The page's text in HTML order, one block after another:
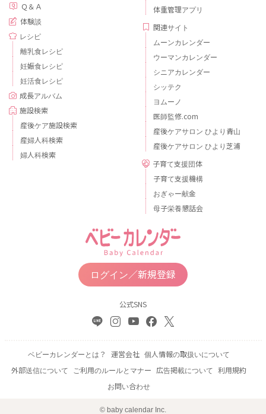
Ｑ＆Ａ
体験談
レシピ
離乳食レシピ
妊娠食レシピ
妊活食レシピ
成長アルバム
施設検索
産後ケア施設検索
産婦人科検索
婦人科検索
体重管理アプリ
関連サイト
ムーンカレンダー
ウーマンカレンダー
シニアカレンダー
シッテク
ヨムーノ
医師監修.com
産後ケアサロン ひより青山
産後ケアサロン ひより芝浦
子育て支援団体
子育て支援機構
おぎゃー献金
母子栄養懇話会
ログイン／新規登録
公式SNS
ベビーカレンダーとは？ 運営会社 個人情報の取扱いについて
外部送信について
ご利用のルールとマナー 広告掲載について 利用規約
お問い合わせ
© baby calendar Inc.